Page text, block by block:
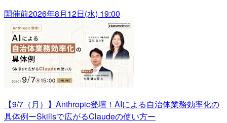
開催前2026年8月12日(水) 19:00
【9/7（月）】Anthropic登壇！AIによる自治体業務効率化の
具体例ーSkillsで広がるClaudeの使い方ー